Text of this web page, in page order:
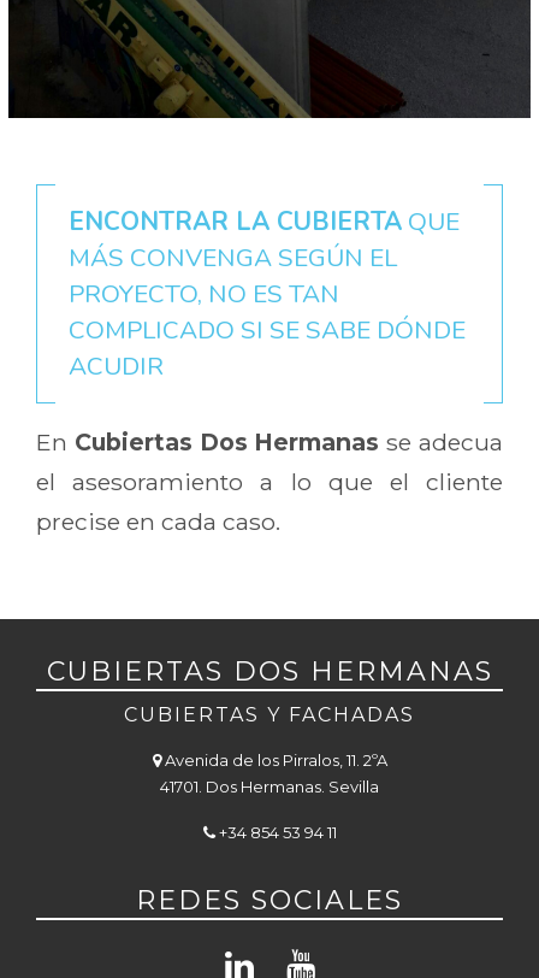
ENCONTRAR LA CUBIERTAQUE
MÁS CONVENGA SEGÚN EL
PROYECTO, NO ES TAN
COMPLICADO SI SE SABE DÓNDE
ACUDIR
En Cubiertas Dos Hermanas se adecua
el asesoramiento a lo que el cliente
precise en cada caso.
CUBIERTAS DOS HERMANAS
CUBIERTAS Y FACHADAS
Avenida de los Pirralos, 11. 2ºA
41701. Dos Hermanas. Sevilla
+34 854 53 94 11
REDES SOCIALES